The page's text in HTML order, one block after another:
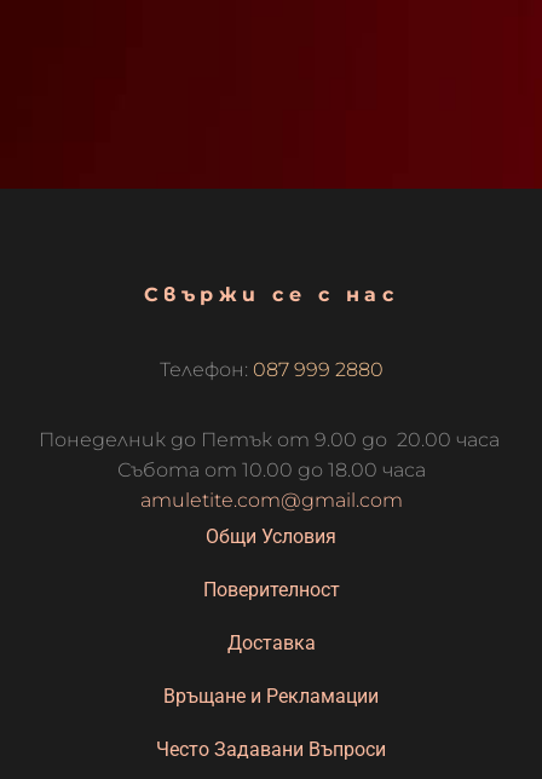
Свържи се с нас
Телефон: 087 999 2880
Понеделник до Петък от 9.00 до 20.00 часа
Събота от 10.00 до 18.00 часа
amuletite.com@gmail.com
Общи Условия
Поверителност
Доставка
Връщане и Рекламации
Често Задавани Въпроси